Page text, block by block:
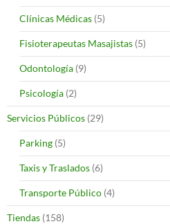
Clínicas Médicas (5)
Fisioterapeutas Masajistas (5)
Odontología (9)
Psicología (2)
Servicios Públicos (29)
Parking (5)
Taxis y Traslados (6)
Transporte Público (4)
Tiendas (158)